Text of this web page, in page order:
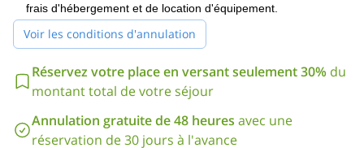
Il est important lorsque l'on skie dans l'arrière-pays, dans un
massif montagneux tel queDaisetsuzan
bonne condition physique. Il est également très utile d'avoir une
expérience préalable du ski dans des chaînes de montagnes
similaires.
formidable à visiter et à explorer. Et lorsque vous ajoutez à
cela la possibilité de skier sur ses incroyables descentes en
frais d'hébergement et de location d'équipement.
Voir les conditions d'annulation
Réservez votre place en versant seulement 30% du
montant total de votre séjour
Annulation gratuite de 48 heures avec une
réservation de 30 jours à l'avance